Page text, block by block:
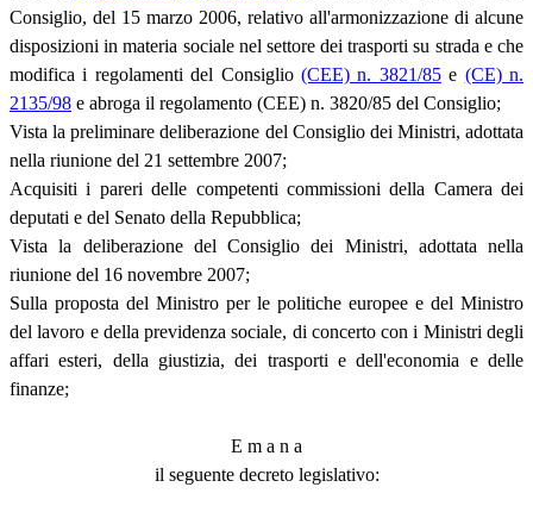
Consiglio, del 15 marzo 2006, relativo all'armonizzazione di alcune
disposizioni in materia sociale nel settore dei trasporti su strada e che
modifica i regolamenti del Consiglio (CEE) n. 3821/85e (CE) n.
2135/98 e abroga il regolamento (CEE) n. 3820/85 del Consiglio;
Vista la preliminare deliberazione del Consiglio dei Ministri, adottata
nella riunione del 21 settembre 2007;
Acquisiti i pareri delle competenti commissioni della Camera dei
deputati e del Senato della Repubblica;
Vista la deliberazione del Consiglio dei Ministri, adottata nella
riunione del 16 novembre 2007;
Sulla proposta del Ministro per le politiche europee e del Ministro
del lavoro e della previdenza sociale, di concerto con i Ministri degli
affari esteri, della giustizia, dei trasporti e dell'economia e delle
finanze;
E m a n a
il seguente decreto legislativo: